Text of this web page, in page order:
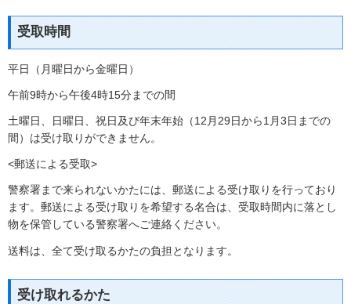
受取時間
平日（月曜日から金曜日）
午前9時から午後4時15分までの間
土曜日、日曜日、祝日及び年末年始（12月29日から1月3日までの
間）は受け取りができません。
<郵送による受取>
警察署まで来られないかたには、郵送による受け取りを行っており
ます。郵送による受け取りを希望する名合は、受取時間内に落とし
物を保管している警察署へご連絡ください。
送料は、全て受け取るかたの負担となります。
受け取れるかた